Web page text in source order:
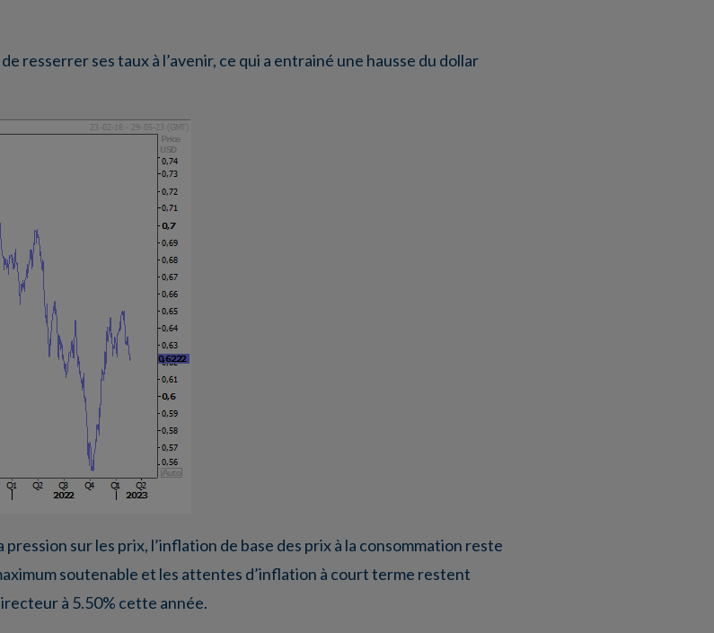
resserrer ses taux à l’avenir, ce qui a entrainé une hausse du dollar
sur les prix, l’inflation de base des prix à la consommation reste
soutenable et les attentes d’inflation à court terme restent
à 5.50% cette année.